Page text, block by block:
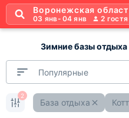
Воронежская
03 янв- 04 янв 2 гостя
Зимние базы
Популярные
База отдыха
2